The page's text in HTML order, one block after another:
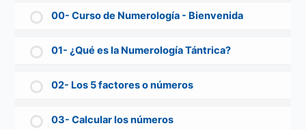
00- Curso de Numerología - Bienvenida
01- ¿Qué es la Numerología Tántrica?
02- Los 5 factores o números
03- Calcular los números